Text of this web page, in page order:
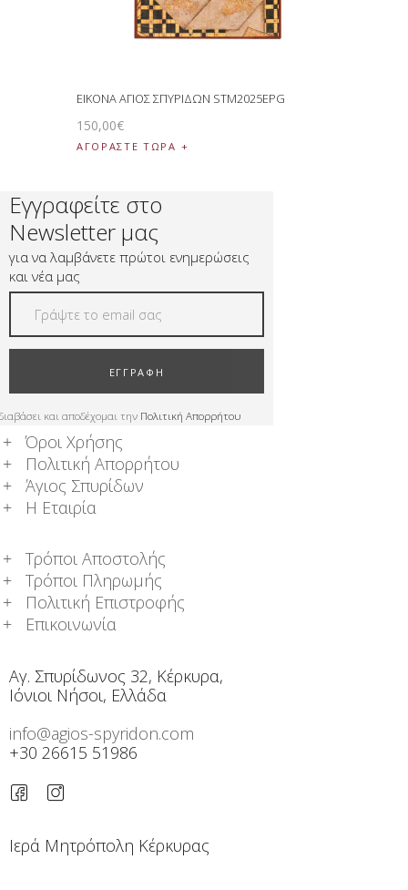
ΕΙΚΟΝΑ ΑΓΙΟΣ ΣΠΥΡΙΔΩΝ STM2025EPG
150,00€
ΑΓΟΡΑΣΤΕ ΤΩΡΑ
Εγγραφείτε στο
Newsletter μας
για να λαμβάνετε πρώτοι ενημερώσεις
και νέα μας
ΕΓΓΡΑΦΗ
και αποδέχομαι την Πολιτική Απορρήτου
Όροι Χρήσης
Πολιτική Απορρήτου
Άγιος Σπυρίδων
Η Εταιρία
Τρόποι Αποστολής
Τρόποι Πληρωμής
Πολιτική Επιστροφής
Επικοινωνία
Αγ. Σπυρίδωνος 32, Κέρκυρα,
Ιόνιοι Νήσοι, Ελλάδα
info@agios-spyridon.com
+30 26615 51986
Ιερά Μητρόπολη Κέρκυρας